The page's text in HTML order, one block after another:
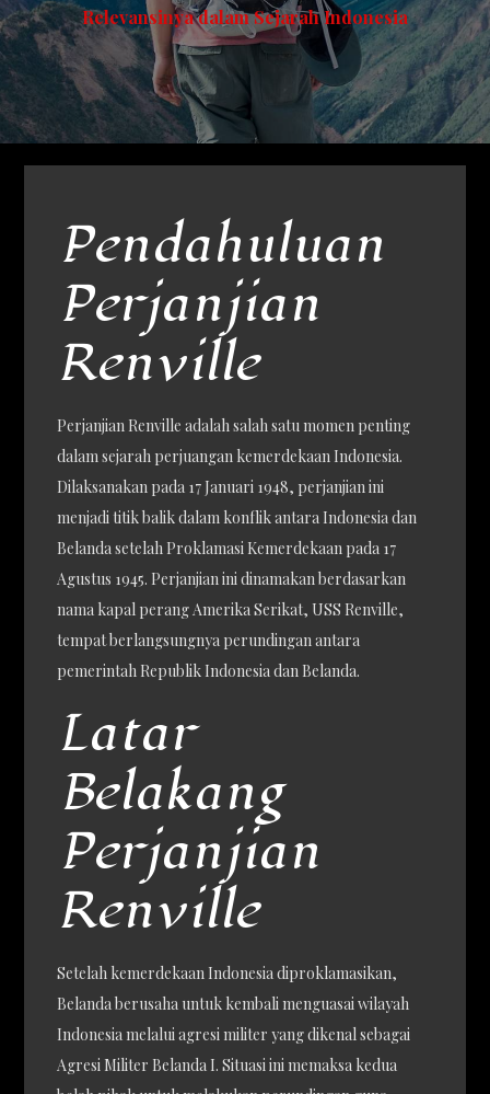
Relevansinya dalam Sejarah Indonesia
Pendahuluan
Perjanjian
Renville
Perjanjian Renville adalah salah satu momen penting
dalam sejarah perjuangan kemerdekaan Indonesia.
Dilaksanakan pada 17 Januari 1948, perjanjian ini
menjadi titik balik dalam konflik antara Indonesia dan
Belanda setelah Proklamasi Kemerdekaan pada 17
Agustus 1945. Perjanjian ini dinamakan berdasarkan
nama kapal perang Amerika Serikat, USS Renville,
tempat berlangsungnya perundingan antara
pemerintah Republik Indonesia dan Belanda.
Latar
Belakang
Perjanjian
Renville
Setelah kemerdekaan Indonesia diproklamasikan,
Belanda berusaha untuk kembali menguasai wilayah
Indonesia melalui agresi militer yang dikenal sebagai
Agresi Militer Belanda I. Situasi ini memaksa kedua